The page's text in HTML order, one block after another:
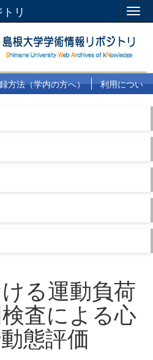
リ
方法（学内の方へ）
利用につい
る運動負荷
査による心
態評価